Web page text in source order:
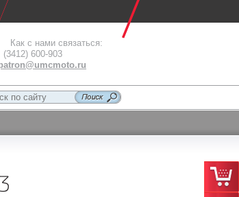
Как с нами связаться:
(3412) 600-903